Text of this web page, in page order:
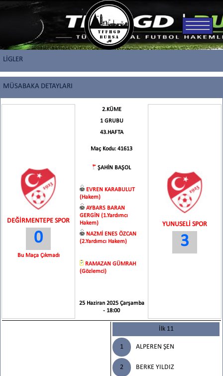
LİGLER
MÜSABAKA DETAYLARI
DEĞİRMENTEPE SPOR
0
Bu Maça Çıkmadı
2.KÜME
1 GRUBU
43.HAFTA
Maç Kodu: 41613
ŞAHİN BAŞOL
EVREN KARABULUT
(Hakem)
AYBARS BARAN
GERGİN (1.Yardımcı
Hakem)
NAZMİ ENES ÖZCAN
(2.Yardımcı Hakem)
RAMAZAN GÜMRAH
(Gözlemci)
25 Haziran 2025 Çarşamba
- 18:00
YUNUSELİ SPOR
3
İlk 11
1 ALPEREN ŞEN
2 BERKE YILDIZ